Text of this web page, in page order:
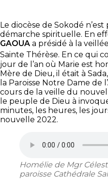
Le diocèse de Sokodé
démarche spirituelle. En
GAOUA a présidé à la
Sainte Thérèse. En ce qui
jour de l’an où Marie est
Mère de Dieu, il était à
la Paroisse Notre Dame de
cours de la veille du nouvel
le peuple de Dieu à
minutes, les heures, les
nouvelle 2022.
Homélie de Mgr
paroisse Cathédrale